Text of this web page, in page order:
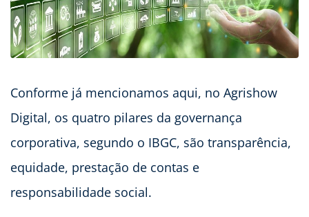
Conforme já mencionamos aqui, no Agrishow
Digital, os quatro pilares da governança
corporativa, segundo o IBGC, são transparência,
equidade, prestação de contas e
responsabilidade social.